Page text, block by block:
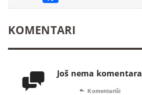
KOMENTARI
 Još nema komentara
 Komentariši